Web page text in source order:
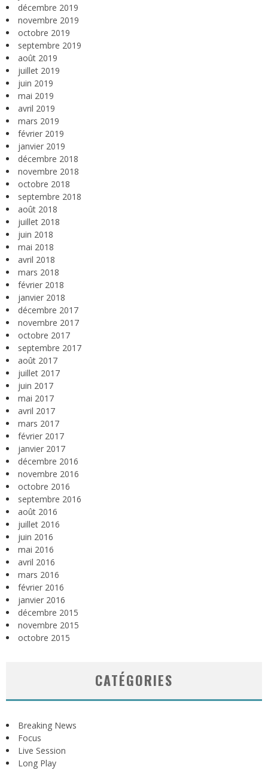
décembre 2019
novembre 2019
octobre 2019
septembre 2019
août 2019
juillet 2019
juin 2019
mai 2019
avril 2019
mars 2019
février 2019
janvier 2019
décembre 2018
novembre 2018
octobre 2018
septembre 2018
août 2018
juillet 2018
juin 2018
mai 2018
avril 2018
mars 2018
février 2018
janvier 2018
décembre 2017
novembre 2017
octobre 2017
septembre 2017
août 2017
juillet 2017
juin 2017
mai 2017
avril 2017
mars 2017
février 2017
janvier 2017
décembre 2016
novembre 2016
octobre 2016
septembre 2016
août 2016
juillet 2016
juin 2016
mai 2016
avril 2016
mars 2016
février 2016
janvier 2016
décembre 2015
novembre 2015
octobre 2015
CATÉGORIES
Breaking News
Focus
Live Session
Long Play